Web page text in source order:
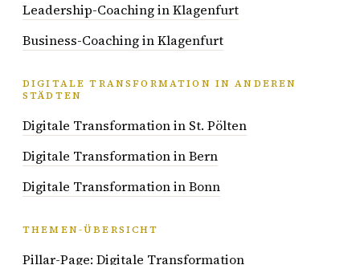
Leadership-Coaching in Klagenfurt
Business-Coaching in Klagenfurt
DIGITALE TRANSFORMATION IN ANDEREN
STÄDTEN
Digitale Transformation in St. Pölten
Digitale Transformation in Bern
Digitale Transformation in Bonn
THEMEN-ÜBERSICHT
Pillar-Page: Digitale Transformation